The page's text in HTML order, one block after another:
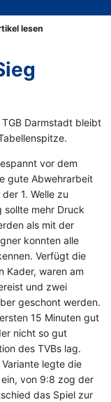
lesen
Darmstadt bleibt
vor dem
gute Abwehrarbeit
1. Welle zu
sollte mehr Druck
als mit der
konnten alle
Verfügt die
Kader, waren am
und zwei
geschont werden.
15 Minuten gut
nicht so gut
des TVBs lag.
legte die
von 9:8 zog der
das Spiel zur